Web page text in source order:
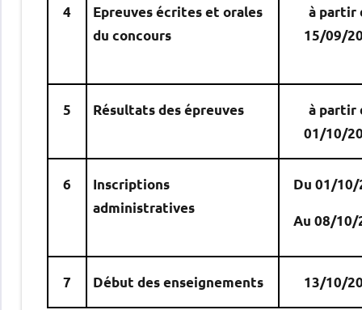
4
Epreuves écrites et orales
du concours
à partir
15/09/
5 Résultats des épreuves
à partir
01/10/
6
Inscriptions
administratives
Du 01/10/
Au 08/10/
7 Début des enseignements 13/10/